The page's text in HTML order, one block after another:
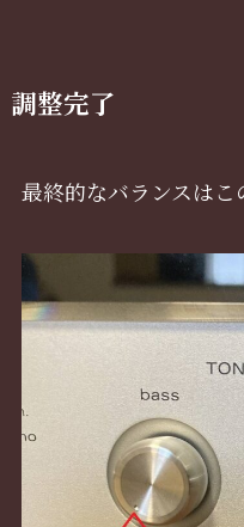
調整完了
最終的なバランスはこ